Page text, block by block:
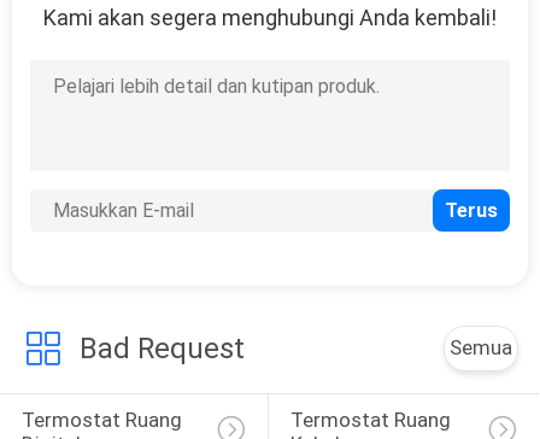
Kami akan segera menghubungi Anda kembali!
Bad Request Semua
Termostat Ruang
Termostat Ruang